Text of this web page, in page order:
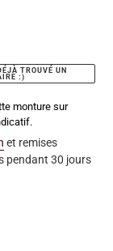
TROUVÉ UN
:)
monture sur
et remises
pendant 30 jours